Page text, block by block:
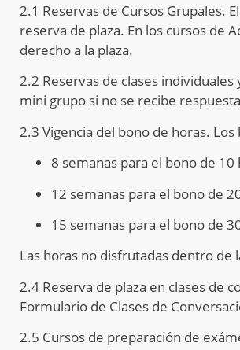
2.1 Reservas de Cursos Grupales.
reserva de plaza. En los cursos de
derecho a la plaza.
2.2 Reservas de clases
mini grupo si no se recibe
2.3 Vigencia del bono de horas.
8 semanas para el bono de 10
12 semanas para el bono de
15 semanas para el bono de
Las horas no disfrutadas dentro
2.4 Reserva de plaza en clases de
Formulario de Clases de
2.5 Cursos de preparación de